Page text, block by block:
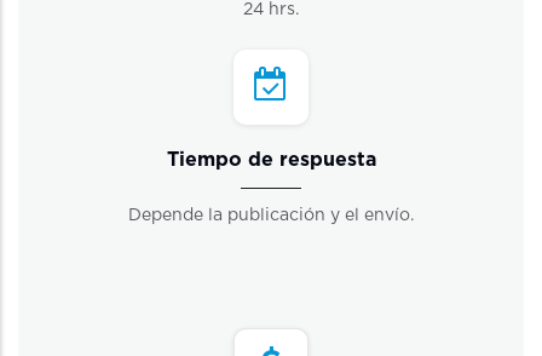
24 hrs.
Tiempo de respuesta
Depende la publicación y el envío.